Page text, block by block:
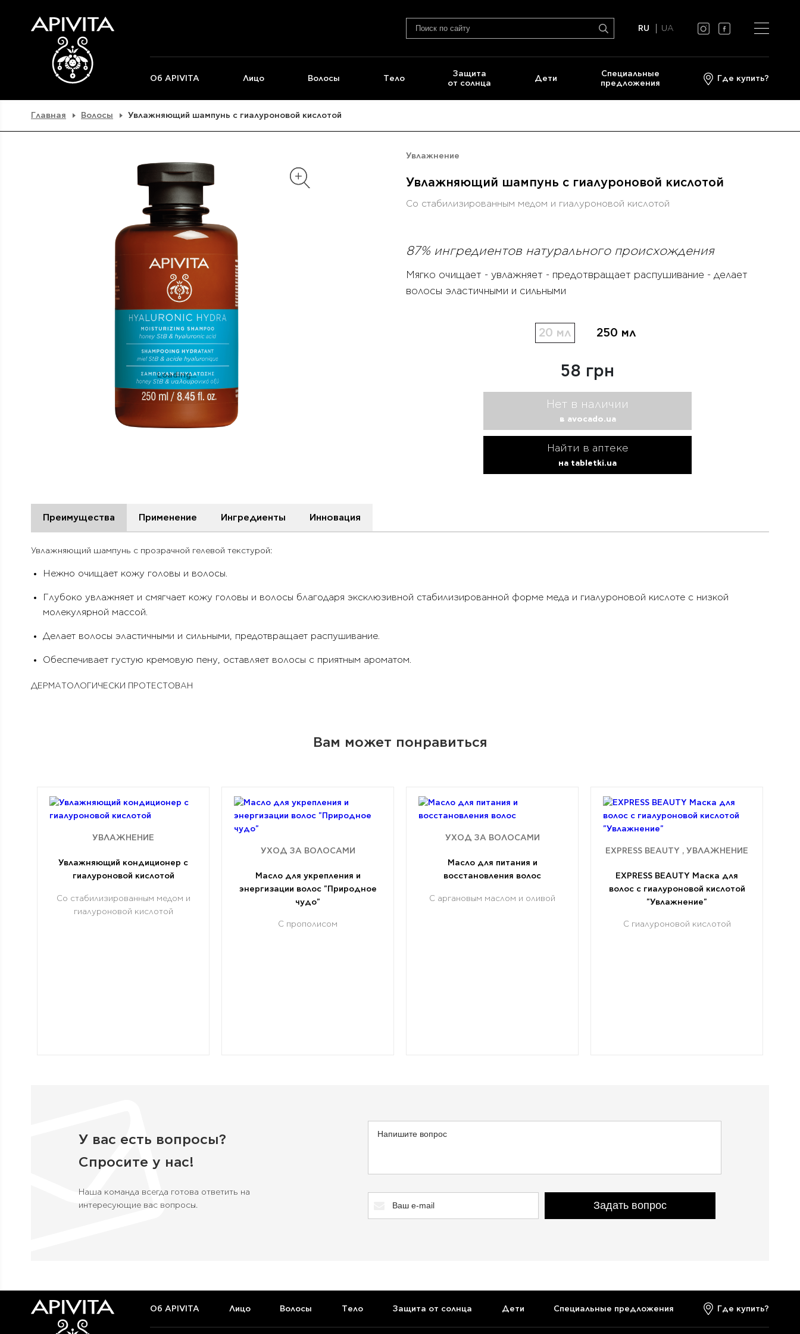
RU UA
Об APIVITA Лицо Волосы Тело
Защита
от солнца
Дети
Cпециальные
предложения
Где купить?
Главная Волосы Увлажняющий шампунь с гиалуроновой кислотой
Loading...
Увлажнение
Увлажняющий шампунь с гиалуроновой кислотой
Со стабилизированным медом и гиалуроновой кислотой
87% ингредиентов натурального происхождения
Мягко очищает - увлажняет - предотвращает распушивание - делает
волосы эластичными и сильными
20 мл 250 мл
58 грн
Нет в наличии
в avocado.ua
Найти в аптеке
на tabletki.ua
Преимущества Применение Ингредиенты Инновация
Увлажняющий шампунь с прозрачной гелевой текстурой:
Нежно очищает кожу головы и волосы.
Глубоко увлажняет и смягчает кожу головы и волосы благодаря эксклюзивной стабилизированной форме меда и гиалуроновой кислоте с низкой
молекулярной массой.
Делает волосы эластичными и сильными, предотвращает распушивание.
Обеспечивает густую кремовую пену, оставляет волосы с приятным ароматом.
ДЕРМАТОЛОГИЧЕСКИ ПРОТЕСТОВАН
Вам может понравиться
УВЛАЖНЕНИЕ
Увлажняющий кондиционер с
гиалуроновой кислотой
Со стабилизированным медом и
гиалуроновой кислотой
УХОД ЗА ВОЛОСАМИ
Масло для укрепления и
энергизации волос "Природное
чудо"
С прополисом
УХОД ЗА ВОЛОСАМИ
Масло для питания и
восстановления волос
С аргановым маслом и оливой
EXPRESS BEAUTY , УВЛАЖНЕНИЕ
EXPRESS BEAUTY Маска для
волос с гиалуроновой кислотой
"Увлажнение"
С гиалуроновой кислотой
У вас есть вопросы?
Спросите у нас!
Наша команда всегда готова ответить на
интересующие вас вопросы.
Задать вопрос
Об APIVITA Лицо Волосы Тело Защита от солнца Дети Cпециальные предложения Где купить?